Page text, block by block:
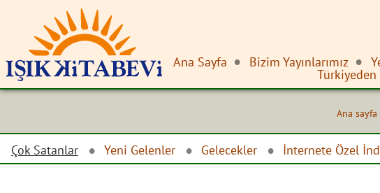
Ana Sayfa Bizim Yayınlarımız
Ana sayfa
Çok Satanlar Yeni Gelenler Gelecekler İnternete Özel